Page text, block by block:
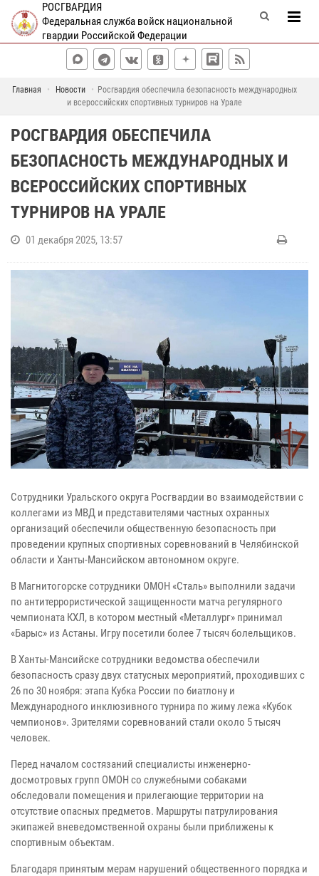
РОСГВАРДИЯ
Федеральная служба войск национальной
гвардии Российской Федерации
Главная Новости
Росгвардия обеспечила безопасность международных
и всероссийских спортивных турниров на Урале
РОСГВАРДИЯ ОБЕСПЕЧИЛА
БЕЗОПАСНОСТЬ МЕЖДУНАРОДНЫХ И
ВСЕРОССИЙСКИХ СПОРТИВНЫХ
ТУРНИРОВ НА УРАЛЕ
01 декабря 2025, 13:57
Сотрудники Уральского округа Росгвардии во взаимодействии с
коллегами из МВД и представителями частных охранных
организаций обеспечили общественную безопасность при
проведении крупных спортивных соревнований в Челябинской
области и Ханты-Мансийском автономном округе.
В Магнитогорске сотрудники ОМОН «Сталь» выполнили задачи
по антитеррористической защищенности матча регулярного
чемпионата КХЛ, в котором местный «Металлург» принимал
«Барыс» из Астаны. Игру посетили более 7 тысяч болельщиков.
В Ханты-Мансийске сотрудники ведомства обеспечили
безопасность сразу двух статусных мероприятий, проходивших с
26 по 30 ноября: этапа Кубка России по биатлону и
Международного инклюзивного турнира по жиму лежа «Кубок
чемпионов». Зрителями соревнований стали около 5 тысяч
человек.
Перед началом состязаний специалисты инженерно-
досмотровых групп ОМОН со служебными собаками
обследовали помещения и прилегающие территории на
отсутствие опасных предметов. Маршруты патрулирования
экипажей вневедомственной охраны были приближены к
спортивным объектам.
Благодаря принятым мерам нарушений общественного порядка и